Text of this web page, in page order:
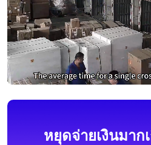
หยุดจ่ายเงินมาก